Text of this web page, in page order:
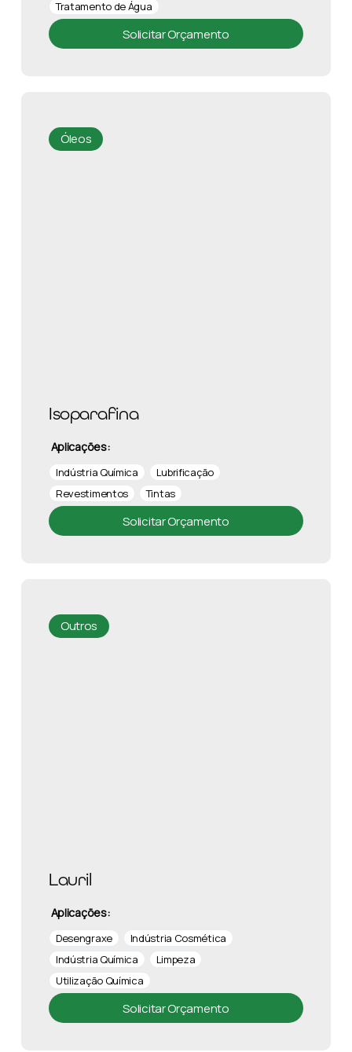
Tratamento de Água
Solicitar Orçamento
Óleos
Isoparafina
Aplicações:
Indústria Química
Lubrificação
Revestimentos
Tintas
Solicitar Orçamento
Outros
Lauril
Aplicações:
Desengraxe
Indústria Cosmética
Indústria Química
Limpeza
Utilização Química
Solicitar Orçamento